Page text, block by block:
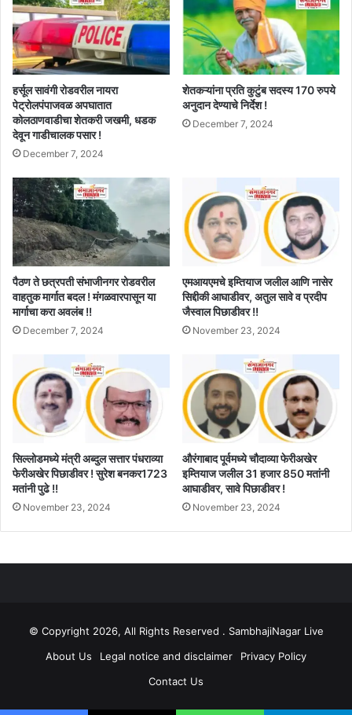
हर्सूल सावंगी रोडवरील नायरा
पेट्रोलपंपाजवळ अपघातात
कोलठाणवाडीचा शेतकरी जखमी, धडक
देवून गाडीचालक पसार !
December 7, 2024
शेतकऱ्यांना प्रति कुटुंब सदस्य 170 रुपये
अनुदान देण्याचे निर्देश !
December 7, 2024
पैठण ते छत्रपती संभाजीनगर रोडवरील
वाहतुक मार्गात बदल ! मंगळवारपासून या
मार्गाचा करा अवलंब !!
December 7, 2024
एमआयएमचे इम्तियाज जलील आणि नासेर
सिद्दीकी आघाडीवर, अतुल सावे व प्रदीप
जैस्वाल पिछाडीवर !!
November 23, 2024
सिल्लोडमध्ये मंत्री अब्दुल सत्तार पंधराव्या
फेरीअखेर पिछाडीवर ! सुरेश बनकर1723
मतांनी पुढे !!
November 23, 2024
औरंगाबाद पूर्वमध्ये चौदाव्या फेरीअखेर
इम्तियाज जलील 31 हजार 850 मतांनी
आघाडीवर, सावे पिछाडीवर !
November 23, 2024
© Copyright 2026, All Rights Reserved . SambhajiNagar Live
About Us
Legal notice and disclaimer
Privacy Policy
Contact Us